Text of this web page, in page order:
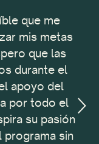
que me
mis metas
que las
durante el
apoyo del
por todo el
su pasión
programa sin